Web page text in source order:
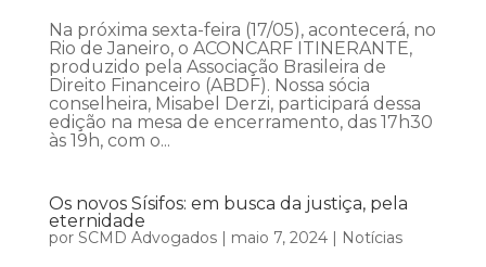
Na próxima sexta-feira (17/05), acontecerá, no
Rio de Janeiro, o ACONCARF ITINERANTE,
produzido pela Associação Brasileira de
Direito Financeiro (ABDF). Nossa sócia
conselheira, Misabel Derzi, participará dessa
edição na mesa de encerramento, das 17h30
às 19h, com o...
Os novos Sísifos: em busca da justiça, pela
eternidade
por SCMD Advogados| maio 7, 2024| Notícias